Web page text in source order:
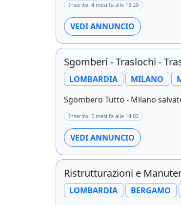
Inserito: 4 mesi fa alle 13:20
VEDI ANNUNCIO
Sgomberi - Traslochi -
LOMBARDIA MILANO
Sgombero Tutto - Milano
Inserito: 5 mesi fa alle 14:02
VEDI ANNUNCIO
Ristrutturazioni e
LOMBARDIA BERGAMO